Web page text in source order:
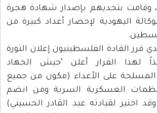
وقامت بتحديهم بإصدار شهادة هجرة
اليهودية لإحضار أعداد كبيرة من
قرر القادة الفلسطينيون إعلان الثورة
لهذا القرار أعلن "جيش الجهاد
المسلحة على الأعداء (مكون من جميع
العسكرية السرية ومن انضم
اختير لقيادته عبد القادر الحسيني)